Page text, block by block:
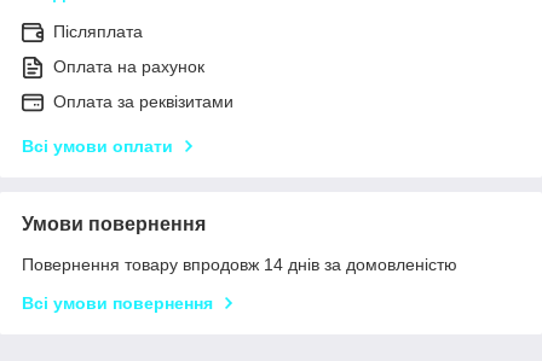
Післяплата
Оплата на рахунок
Оплата за реквізитами
Всі умови оплати
Умови повернення
Повернення товару впродовж 14 днів за домовленістю
Всі умови повернення